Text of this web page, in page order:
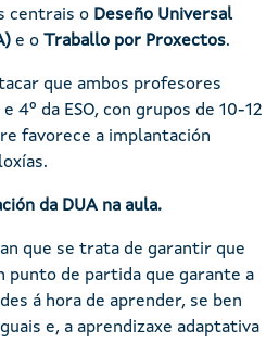
centrais o Deseño Universal
e o Traballo por Proxectos.
que ambos profesores
4º da ESO, con grupos de 10-12
favorece a implantación
da DUA na aula.
que se trata de garantir que
punto de partida que garante a
á hora de aprender, se ben
e, a aprendizaxe adaptativa